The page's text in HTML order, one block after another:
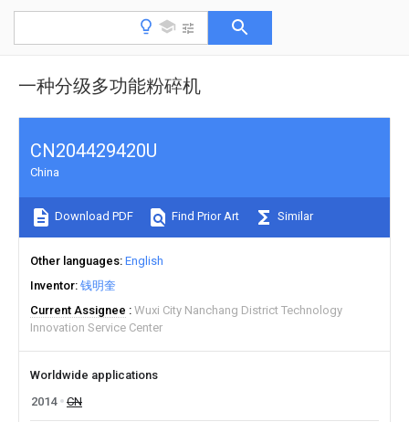
一种分级多功能粉碎机
CN204429420U
China
Download PDF Find Prior Art Similar
Other languages English
Inventor 钱明奎
Current Assignee
Wuxi City Nanchang District Technology
Innovation Service Center
Worldwide applications
2014
CN